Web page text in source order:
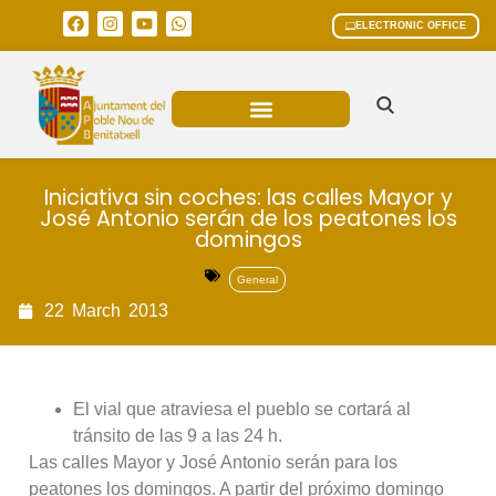
ELECTRONIC OFFICE
Iniciativa sin coches: las calles Mayor y
José Antonio serán de los peatones los
domingos
General
22 March 2013
El vial que atraviesa el pueblo se cortará al
tránsito de las 9 a las 24 h.
Las calles Mayor y José Antonio serán para los
peatones los domingos. A partir del próximo domingo